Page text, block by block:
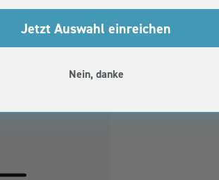
Jetzt Auswahl einreichen
Nein, danke